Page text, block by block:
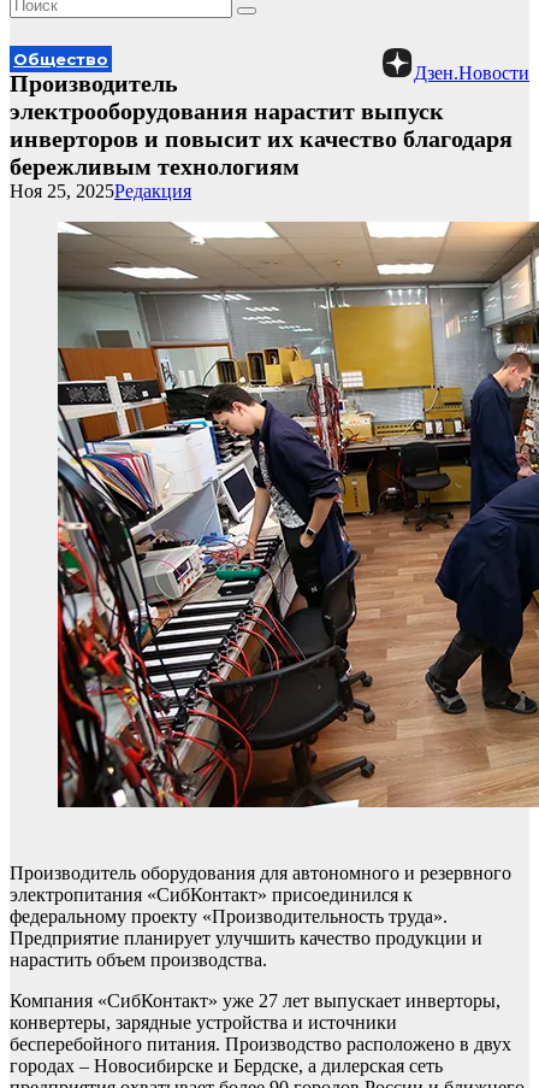
Дзен.Новости
Общество
Производитель
электрооборудования нарастит выпуск
инверторов и повысит их качество благодаря
бережливым технологиям
Редакция
Ноя 25, 2025
Производитель оборудования для автономного и резервного
электропитания «СибКонтакт» присоединился к
федеральному проекту «Производительность труда».
Предприятие планирует улучшить качество продукции и
нарастить объем производства.
Компания «СибКонтакт» уже 27 лет выпускает инверторы,
конвертеры, зарядные устройства и источники
бесперебойного питания. Производство расположено в двух
городах – Новосибирске и Бердске, а дилерская сеть